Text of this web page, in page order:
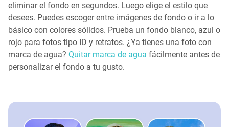
eliminar el fondo en segundos. Luego elige el estilo que
desees. Puedes escoger entre imágenes de fondo o ir a lo
básico con colores sólidos. Prueba un fondo blanco, azul o
rojo para fotos tipo ID y retratos. ¿Ya tienes una foto con
marca de agua? Quitar marca de agua fácilmente antes de
personalizar el fondo a tu gusto.